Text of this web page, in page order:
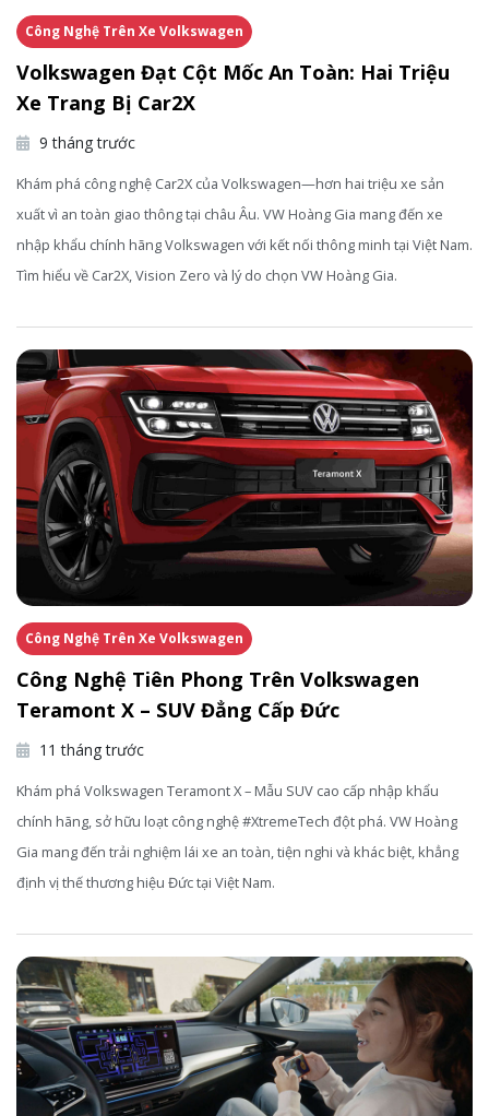
Công Nghệ Trên Xe Volkswagen
Volkswagen Đạt Cột Mốc An Toàn: Hai Triệu
Xe Trang Bị Car2X
9 tháng trước
Khám phá công nghệ Car2X của Volkswagen—hơn hai triệu xe sản
xuất vì an toàn giao thông tại châu Âu. VW Hoàng Gia mang đến xe
nhập khẩu chính hãng Volkswagen với kết nối thông minh tại Việt Nam.
Tìm hiểu về Car2X, Vision Zero và lý do chọn VW Hoàng Gia.
Công Nghệ Trên Xe Volkswagen
Công Nghệ Tiên Phong Trên Volkswagen
Teramont X – SUV Đẳng Cấp Đức
11 tháng trước
Khám phá Volkswagen Teramont X – Mẫu SUV cao cấp nhập khẩu
chính hãng, sở hữu loạt công nghệ #XtremeTech đột phá. VW Hoàng
Gia mang đến trải nghiệm lái xe an toàn, tiện nghi và khác biệt, khẳng
định vị thế thương hiệu Đức tại Việt Nam.